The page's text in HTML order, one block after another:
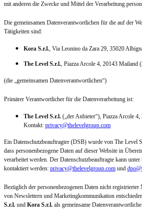
mit anderen die Zwecke und Mittel der Verarbeitung
Die gemeinsamen Datenverantwortlichen für die auf der
Tätigkeiten sind:
Kora S.r.l., Via Leonino da Zara 29, 35020
The Level S.r.l., Piazza Arcole 4, 20143 Mailand
(die „gemeinsamen Datenverantwortlichen“)
Primärer Verantwortlicher für die Datenverarbeitung ist:
The Level S.r.l. („der Anbieter“), Piazza Arcole
Kontakt: privacy@thelevelgroup.com
Ein Datenschutzbeauftragter (DSB) wurde von The Level
dass personenbezogene Daten auf dieser Website in
verarbeitet werden. Der Datenschutzbeauftragte kann
kontaktiert werden: privacy@thelevelgroup.com und
Bezüglich der personenbezogenen Daten nicht
von Newslettern und Marketingkommunikation
S.r.l. und Kora S.r.l. als gemeinsame Datenverantwortliche.